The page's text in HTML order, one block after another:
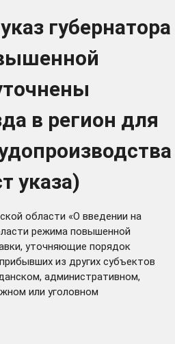
губернатора
в регион для
указа)
области «О введении на
режима повышенной
, уточняющие порядок
из других субъектов
административном,
или уголовном